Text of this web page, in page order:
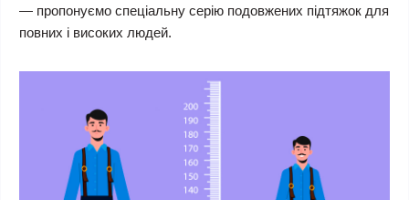
— пропонуємо спеціальну серію подовжених підтяжок для
повних і високих людей.